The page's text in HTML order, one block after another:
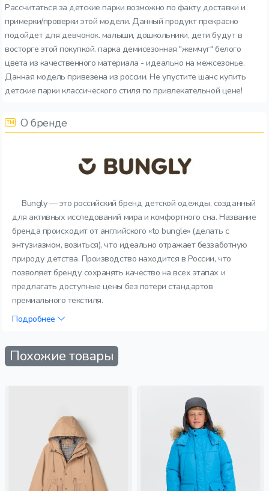
Рассчитаться за детские парки возможно по факту доставки и
примерки/проверки этой модели. Данный продукт прекрасно
подойдет для девчонок. малыши, дошкольники, дети будут в
восторге этой покупкой. парка демисезонная "жемчуг" белого
цвета из качественного материала - идеально на межсезонье.
Данная модель привезена из россии. Не упустите шанс купить
детские парки классического стиля по привлекательной цене!
О бренде
Bungly — это российский бренд детской одежды, созданный
для активных исследований мира и комфортного сна. Название
бренда происходит от английского «to bungle» (делать с
энтузиазмом, возиться), что идеально отражает беззаботную
природу детства. Производство находится в России, что
позволяет бренду сохранять качество на всех этапах и
предлагать доступные цены без потери стандартов
премиального текстиля.
Подробнее
Похожие товары